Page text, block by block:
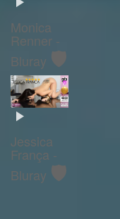
Monica
Renner -
Bluray 🛡️
Jessica
França -
Bluray 🛡️